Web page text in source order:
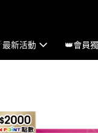
新活動 👑會員